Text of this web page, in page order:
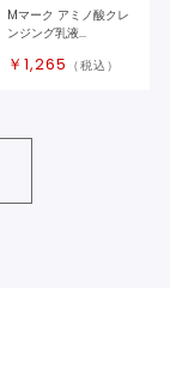
Mマーク アミノ酸クレ
ンジング乳液...
￥ 1,265 （税込）